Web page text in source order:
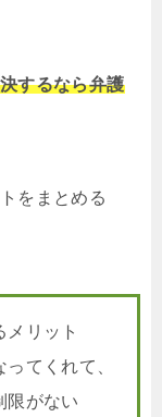
するなら弁護
をまとめる
メリット
ってくれて、
限がない